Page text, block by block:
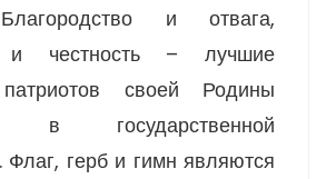
и отвага,
и честность – лучшие
патриотов своей Родины
в государственной
Флаг, герб и гимн являются